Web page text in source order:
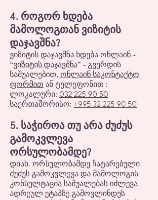
4. როგორ ხდება
მამოლოგთან ვიზიტის
დაჯავშნა?
ვიზიტის დაჯავშნა ხდება ონლაინ -
“ვიზიტის დაჯავშნა” - გვერდის
საშუალებით, ონლაინ საკონტაქტო
ფორმით ან ტელეფონით :
ლოკალური: 032 225 90 50
საერთაშორისო: +995 32 225 90 50
5. საჭიროა თუ არა ძუძუს
გამოკვლევა
ორსულობამდე?
დიახ. ორსულობამდე ჩატარებული
ძუძუს გამოკვლევა და მამოლოგის
კონსულტაცია საშუალებას იძლევა
ადრეულ ეტაპზე გამოვლინდეს